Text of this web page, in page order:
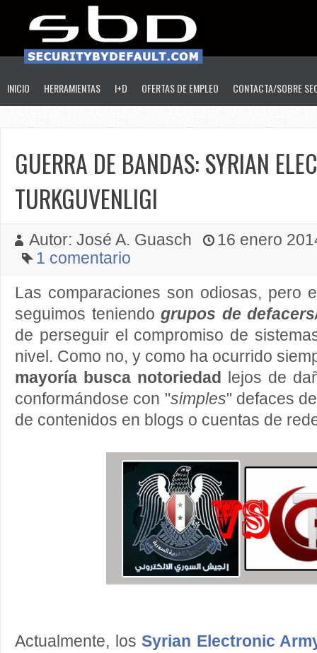
INICIO HERRAMIENTAS I+D OFERTAS DE EMPLEO CONTACTA/SOBRE
GUERRA DE BANDAS: SYRIAN
TURKGUVENLIGI
Autor: José A. Guasch
16 enero
1 comentario
Las comparaciones son odiosas, pero
seguimos teniendogrupos de
de perseguir el compromiso de
nivel. Como no, y como ha ocurrido
mayoría busca notoriedad
lejos de
conformándose con "simples" defaces
de contenidos en blogs o cuentas de
Actualmente, losSyrian Electronic